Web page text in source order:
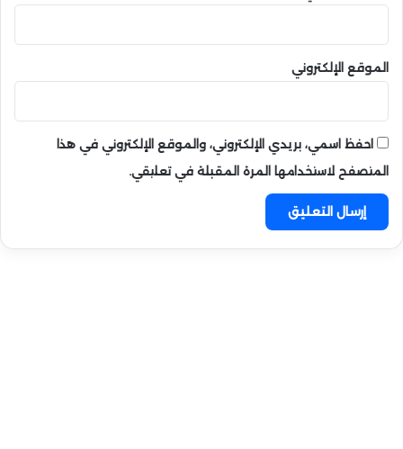
الموقع الإلكتروني
احفظ اسمي، بريدي الإلكتروني، والموقع الإلكتروني في هذا
المتصفح لاستخدامها المرة المقبلة في تعليقي.